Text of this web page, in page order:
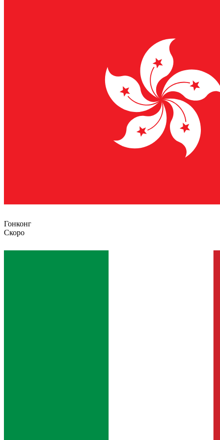
Гонконг
Скоро